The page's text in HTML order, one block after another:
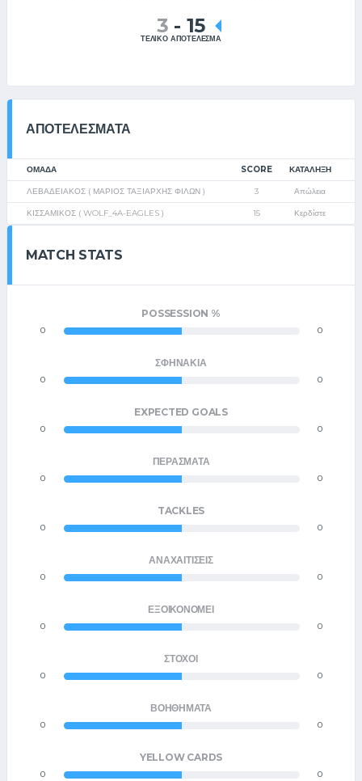
3 - 15
ΤΕΛΙΚΟ ΑΠΟΤΕΛΕΣΜΑ
ΑΠΟΤΕΛΈΣΜΑΤΑ
ΟΜΑΔΑ SCORE ΚΑΤΆΛΗΞΗ
ΛΕΒΑΔΕΙΑΚΟΣ ( ΜΑΡΙΟΣ ΤΑΞΙΑΡΧΗΣ ΦΙΛΩΝ ) 3 Απώλεια
ΚΙΣΣΑΜΙΚΟΣ ( WOLF_4A-EAGLES ) 15 Κερδίστε
MATCH STATS
POSSESSION %
0 0
ΣΦΗΝΆΚΙΑ
0 0
EXPECTED GOALS
0 0
ΠΕΡΆΣΜΑΤΑ
0 0
TACKLES
0 0
ΑΝΑΧΑΙΤΊΣΕΙΣ
0 0
ΕΞΟΙΚΟΝΟΜΕΊ
0 0
ΣΤΌΧΟΙ
0 0
ΒΟΗΘΉΜΑΤΑ
0 0
YELLOW CARDS
0 0